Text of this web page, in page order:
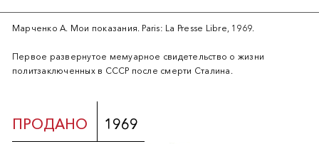
Марченко А. Мои показания. Paris: La Presse Libre, 1969.
Первое развернутое мемуарное свидетельство о жизни
политзаключенных в СССР после смерти Сталина.
ПРОДАНО 1969